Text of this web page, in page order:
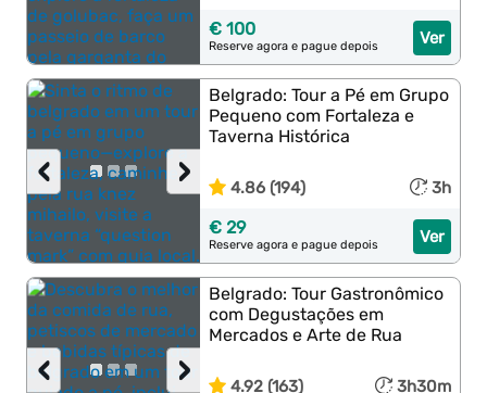
Ver
€ 100
Reserve agora e pague depois
›
‹
Belgrado: Tour a Pé em Grupo
Pequeno com Fortaleza e
Taverna Histórica
4.86 (194) 3h
Ver
€ 29
Reserve agora e pague depois
›
‹
Belgrado: Tour Gastronômico
com Degustações em
Mercados e Arte de Rua
4.92 (163) 3h30m